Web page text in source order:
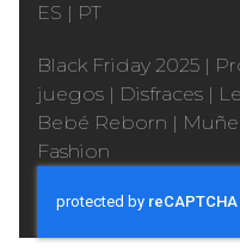
ES | PT
Black Friday 2025 |
juegos | Disfraces |
Bebé Reborn |
Fashion